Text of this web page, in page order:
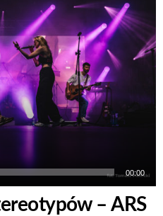
00:00
– ARS